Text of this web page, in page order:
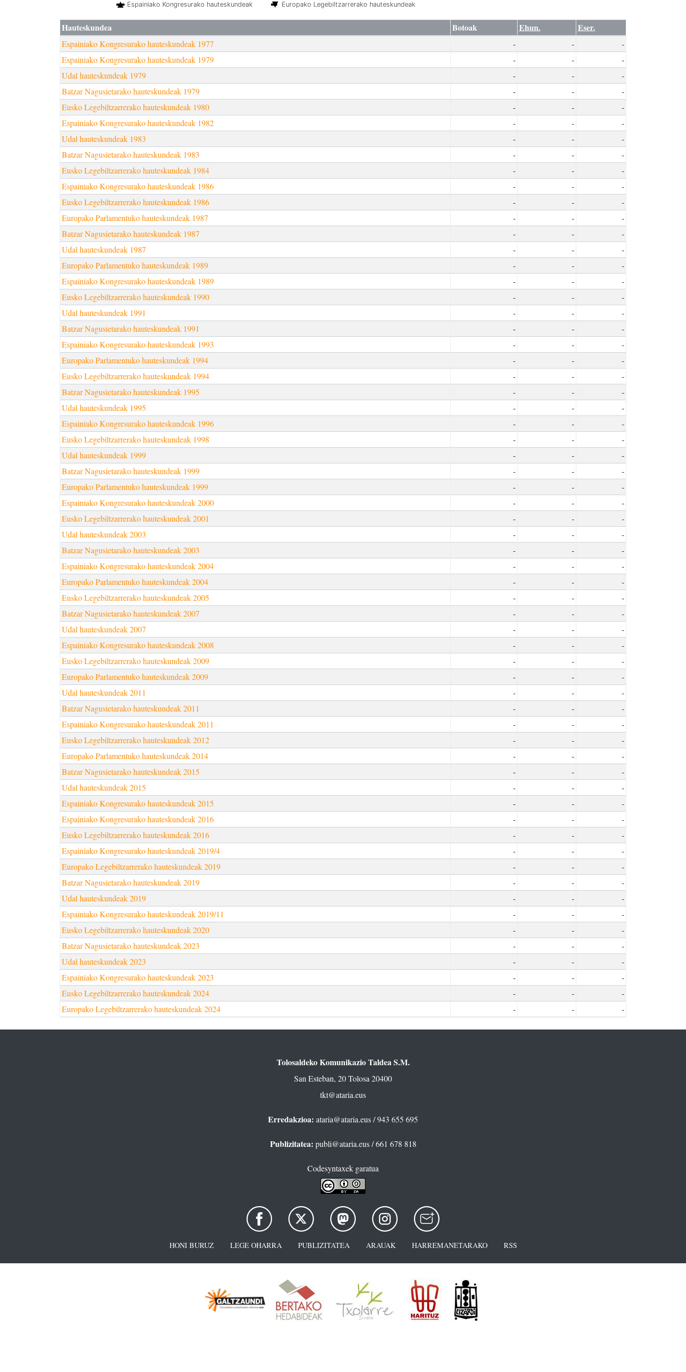
Espainiako Kongresurako hauteskundeak
Europako Legebiltzarrerako hauteskundeak
Hauteskundea Botoak Ehun. Eser.
Espainiako Kongresurako hauteskundeak 1977 - -
-
Espainiako Kongresurako hauteskundeak 1979
- -
-
Udal hauteskundeak 1979
- -
-
Batzar Nagusietarako hauteskundeak 1979
- -
-
Eusko Legebiltzarrerako hauteskundeak 1980
- -
-
Espainiako Kongresurako hauteskundeak 1982
- -
-
Udal hauteskundeak 1983
- -
-
Batzar Nagusietarako hauteskundeak 1983
- -
-
Eusko Legebiltzarrerako hauteskundeak 1984
- -
-
Espainiako Kongresurako hauteskundeak 1986
- -
-
Eusko Legebiltzarrerako hauteskundeak 1986
- -
-
Europako Parlamentuko hauteskundeak 1987
- -
-
Batzar Nagusietarako hauteskundeak 1987
- -
-
Udal hauteskundeak 1987
- -
-
Europako Parlamentuko hauteskundeak 1989
- -
-
Espainiako Kongresurako hauteskundeak 1989
- -
-
Eusko Legebiltzarrerako hauteskundeak 1990
- -
-
Udal hauteskundeak 1991
- -
-
Batzar Nagusietarako hauteskundeak 1991
- -
-
Espainiako Kongresurako hauteskundeak 1993
- -
-
Europako Parlamentuko hauteskundeak 1994
- -
-
Eusko Legebiltzarrerako hauteskundeak 1994
- -
-
Batzar Nagusietarako hauteskundeak 1995
- -
-
Udal hauteskundeak 1995
- -
-
Espainiako Kongresurako hauteskundeak 1996
- -
-
Eusko Legebiltzarrerako hauteskundeak 1998
- -
-
Udal hauteskundeak 1999
- -
-
Batzar Nagusietarako hauteskundeak 1999
- -
-
Europako Parlamentuko hauteskundeak 1999
- -
-
Espainiako Kongresurako hauteskundeak 2000
- -
-
Eusko Legebiltzarrerako hauteskundeak 2001
- -
-
Udal hauteskundeak 2003
- -
-
Batzar Nagusietarako hauteskundeak 2003
- -
-
Espainiako Kongresurako hauteskundeak 2004
- -
-
Europako Parlamentuko hauteskundeak 2004
- -
-
Eusko Legebiltzarrerako hauteskundeak 2005
- -
-
Batzar Nagusietarako hauteskundeak 2007
- -
-
Udal hauteskundeak 2007
- -
-
Espainiako Kongresurako hauteskundeak 2008
- -
-
Eusko Legebiltzarrerako hauteskundeak 2009
- -
-
Europako Parlamentuko hauteskundeak 2009
- -
-
Udal hauteskundeak 2011
- -
-
Batzar Nagusietarako hauteskundeak 2011
- -
-
Espainiako Kongresurako hauteskundeak 2011
- -
-
Eusko Legebiltzarrerako hauteskundeak 2012
- -
-
Europako Parlamentuko hauteskundeak 2014
- -
-
Batzar Nagusietarako hauteskundeak 2015
- -
-
Udal hauteskundeak 2015
- -
-
Espainiako Kongresurako hauteskundeak 2015
- -
-
Espainiako Kongresurako hauteskundeak 2016
- -
-
Eusko Legebiltzarrerako hauteskundeak 2016
- -
-
Espainiako Kongresurako hauteskundeak 2019/4
- -
-
Europako Legebiltzarrerako hauteskundeak 2019
- -
-
Batzar Nagusietarako hauteskundeak 2019
- -
-
Udal hauteskundeak 2019
- -
-
Espainiako Kongresurako hauteskundeak 2019/11
- -
-
Eusko Legebiltzarrerako hauteskundeak 2020
- -
-
Batzar Nagusietarako hauteskundeak 2023
- -
-
Udal hauteskundeak 2023
- -
-
Espainiako Kongresurako hauteskundeak 2023
- -
-
Eusko Legebiltzarrerako hauteskundeak 2024
- -
-
Europako Legebiltzarrerako hauteskundeak 2024
- - -
Tolosaldeko Komunikazio Taldea S.M.
San Esteban, 20 Tolosa 20400
tkt@ataria.eus
Erredakzioa: ataria@ataria.eus/ 943 655 695
Publizitatea: publi@ataria.eus/ 661 678 818
Codesyntaxek garatua
HONI BURUZ LEGE OHARRA PUBLIZITATEA ARAUAK HARREMANETARAKO RSS